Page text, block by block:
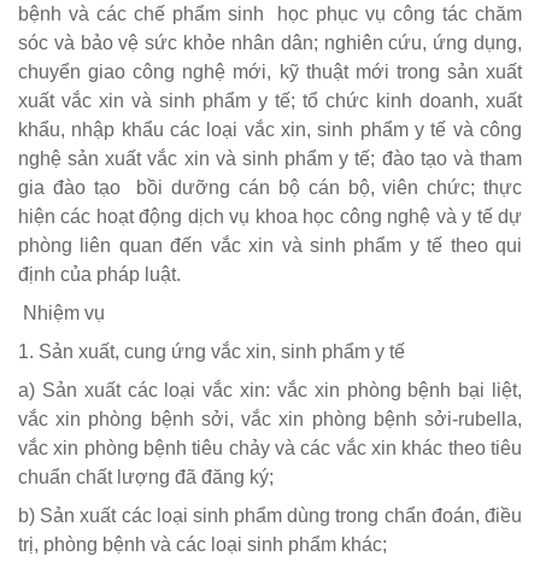
bệnh và các chế phẩm sinh học phục vụ công tác chăm
sóc và bảo vệ sức khỏe nhân dân; nghiên cứu, ứng dụng,
chuyển giao công nghệ mới, kỹ thuật mới trong sản xuất
xuất vắc xin và sinh phẩm y tế; tổ chức kinh doanh, xuất
khẩu, nhập khẩu các loại vắc xin, sinh phẩm y tế và công
nghệ sản xuất vắc xin và sinh phẩm y tế; đào tạo và tham
gia đào tạo bồi dưỡng cán bộ cán bộ, viên chức; thực
hiện các hoạt động dịch vụ khoa học công nghệ và y tế dự
phòng liên quan đến vắc xin và sinh phẩm y tế theo qui
định của pháp luật.
Nhiệm vụ
1. Sản xuất, cung ứng vắc xin, sinh phẩm y tế
a) Sản xuất các loại vắc xin: vắc xin phòng bệnh bại liệt,
vắc xin phòng bệnh sởi, vắc xin phòng bệnh sởi-rubella,
vắc xin phòng bệnh tiêu chảy và các vắc xin khác theo tiêu
chuẩn chất lượng đã đăng ký;
b) Sản xuất các loại sinh phẩm dùng trong chẩn đoán, điều
trị, phòng bệnh và các loại sinh phẩm khác;